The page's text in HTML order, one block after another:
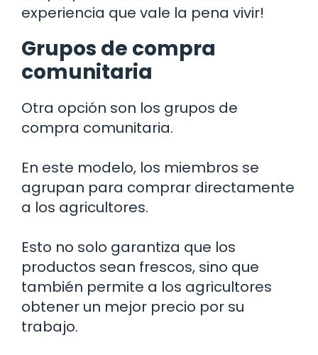
experiencia que vale la pena vivir!
Grupos de compra
comunitaria
Otra opción son los grupos de
compra comunitaria.
En este modelo, los miembros se
agrupan para comprar directamente
a los agricultores.
Esto no solo garantiza que los
productos sean frescos, sino que
también permite a los agricultores
obtener un mejor precio por su
trabajo.